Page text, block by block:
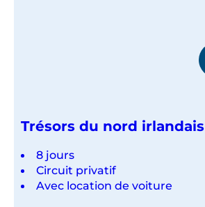
Trésors du nord irlandais
8 jours
Circuit privatif
Avec location de voiture